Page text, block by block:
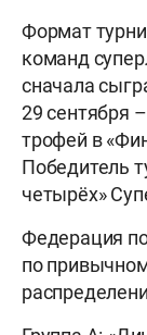
Формат
команд
сначала
29 сентября
трофей в
Победитель
четырёх»
Федерация
по